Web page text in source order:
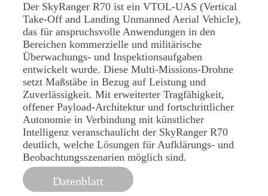
Der SkyRanger R70 ist ein VTOL-UAS (Vertical
Take-Off and Landing Unmanned Aerial Vehicle),
das für anspruchsvolle Anwendungen in den
Bereichen kommerzielle und militärische
Überwachungs- und Inspektionsaufgaben
entwickelt wurde. Diese Multi-Missions-Drohne
setzt Maßstäbe in Bezug auf Leistung und
Zuverlässigkeit. Mit erweiterter Tragfähigkeit,
offener Payload-Architektur und fortschrittlicher
Autonomie in Verbindung mit künstlicher
Intelligenz veranschaulicht der SkyRanger R70
deutlich, welche Lösungen für Aufklärungs- und
Beobachtungsszenarien möglich sind.
Datenblatt